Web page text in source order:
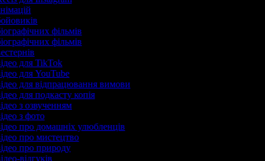
фільмів
фільмів
для TikTok
для YouTube
для відпрацювання вимови
для подкасту копія
з озвученням
з фото
про домашніх улюбленців
про мистецтво
про природу
відгуків